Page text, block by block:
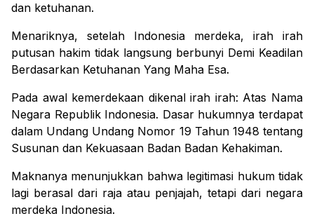
dan ketuhanan.
Menariknya, setelah Indonesia merdeka, irah irah
putusan hakim tidak langsung berbunyi Demi Keadilan
Berdasarkan Ketuhanan Yang Maha Esa.
Pada awal kemerdekaan dikenal irah irah: Atas Nama
Negara Republik Indonesia. Dasar hukumnya terdapat
dalam Undang Undang Nomor 19 Tahun 1948 tentang
Susunan dan Kekuasaan Badan Badan Kehakiman.
Maknanya menunjukkan bahwa legitimasi hukum tidak
lagi berasal dari raja atau penjajah, tetapi dari negara
merdeka Indonesia.